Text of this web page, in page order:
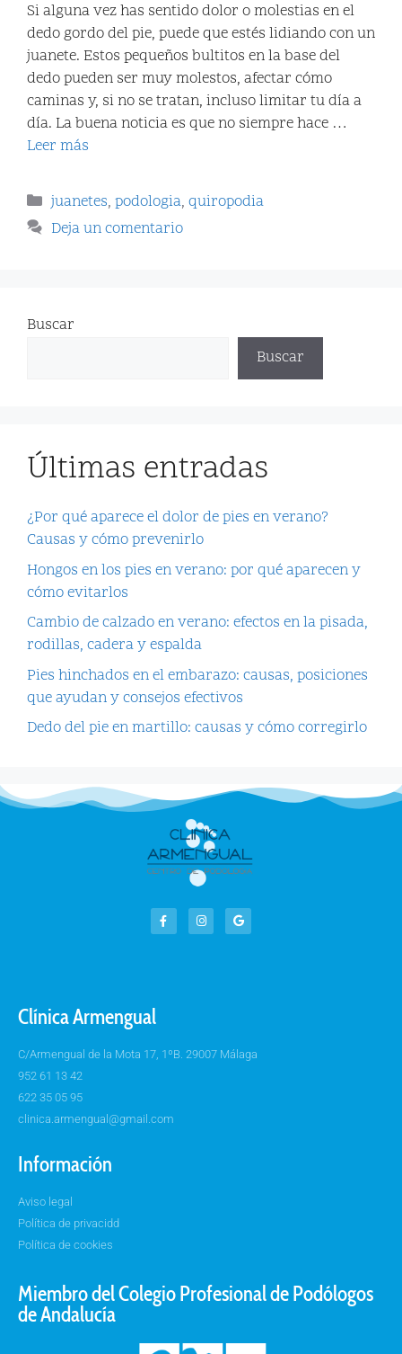
Si alguna vez has sentido dolor o molestias en el
dedo gordo del pie, puede que estés lidiando con un
juanete. Estos pequeños bultitos en la base del
dedo pueden ser muy molestos, afectar cómo
caminas y, si no se tratan, incluso limitar tu día a
día. La buena noticia es que no siempre hace …
Leer más
juanetes,podologia,quiropodia
Deja un comentario
Buscar
Buscar
Últimas entradas
¿Por qué aparece el dolor de pies en verano?
Causas y cómo prevenirlo
Hongos en los pies en verano: por qué aparecen y
cómo evitarlos
Cambio de calzado en verano: efectos en la pisada,
rodillas, cadera y espalda
Pies hinchados en el embarazo: causas, posiciones
que ayudan y consejos efectivos
Dedo del pie en martillo: causas y cómo corregirlo
Clínica Armengual
C/Armengual de la Mota 17, 1ºB. 29007 Málaga
952 61 13 42
622 35 05 95
clinica.armengual@gmail.com
Información
Aviso legal
Política de privacidd
Política de cookies
Miembro del Colegio Profesional de Podólogos
de Andalucía